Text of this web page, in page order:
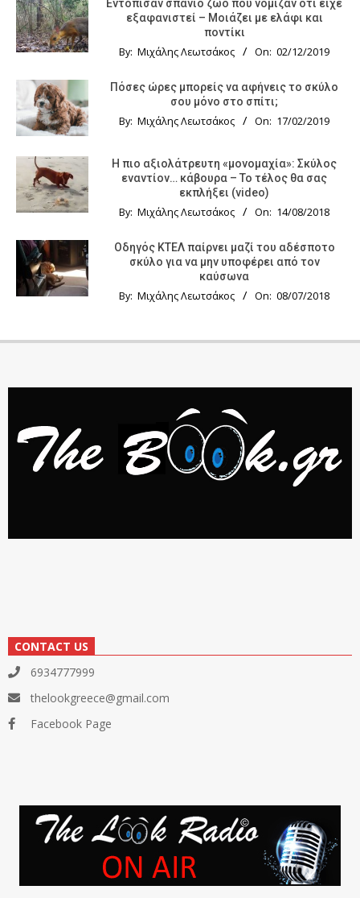
Εντόπισαν σπάνιο ζώο που νόμιζαν ότι είχε
εξαφανιστεί – Μοιάζει με ελάφι και
ποντίκι
By: Μιχάλης Λεωτσάκος On: 02/12/2019
Πόσες ώρες μπορείς να αφήνεις το σκύλο
σου μόνο στο σπίτι;
By: Μιχάλης Λεωτσάκος On: 17/02/2019
Η πιο αξιολάτρευτη «μονομαχία»: Σκύλος
εναντίον… κάβουρα – Το τέλος θα σας
εκπλήξει (video)
By: Μιχάλης Λεωτσάκος On: 14/08/2018
Οδηγός KTΕΛ παίρνει μαζί του αδέσποτο
σκύλο για να μην υποφέρει από τον
καύσωνα
By: Μιχάλης Λεωτσάκος On: 08/07/2018
CONTACT US
6934777999
thelookgreece@gmail.com
Facebook Page